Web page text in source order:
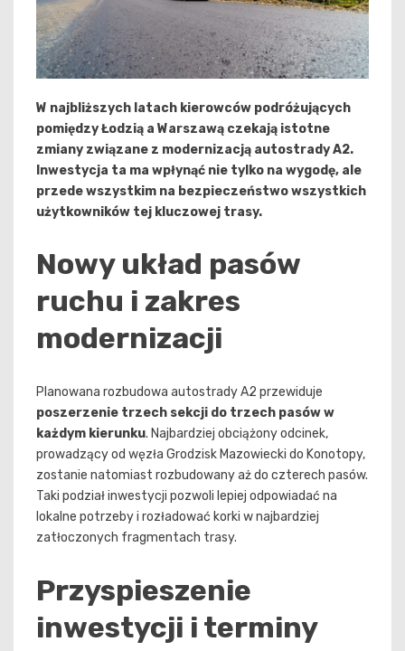
W najbliższych latach kierowców podróżujących
pomiędzy Łodzią a Warszawą czekają istotne
zmiany związane z modernizacją autostrady A2.
Inwestycja ta ma wpłynąć nie tylko na wygodę, ale
przede wszystkim na bezpieczeństwo wszystkich
użytkowników tej kluczowej trasy.
Nowy układ pasów
ruchu i zakres
modernizacji
Planowana rozbudowa autostrady A2 przewiduje
poszerzenie trzech sekcji do trzech pasów w
każdym kierunku. Najbardziej obciążony odcinek,
prowadzący od węzła Grodzisk Mazowiecki do Konotopy,
zostanie natomiast rozbudowany aż do czterech pasów.
Taki podział inwestycji pozwoli lepiej odpowiadać na
lokalne potrzeby i rozładować korki w najbardziej
zatłoczonych fragmentach trasy.
Przyspieszenie
inwestycji i terminy